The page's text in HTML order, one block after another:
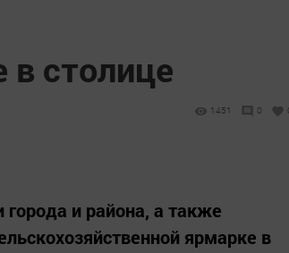
столице
1451 0
и района, а также
ярмарке в